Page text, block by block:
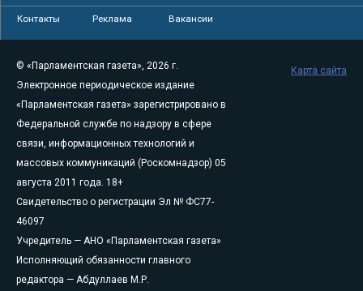
Контакты Реклама Вакансии
© «Парламентская газета», 2026 г.
Электронное периодическое издание
«Парламентская газета» зарегистрировано в
Федеральной службе по надзору в сфере
связи, информационных технологий и
массовых коммуникаций (Роскомнадзор) 05
августа 2011 года. 18+
Свидетельство о регистрации Эл № ФС77-
46097
Учредитель — АНО «Парламентская газета»
Исполняющий обязанности главного
редактора — Абдуллаев М.Р.
Карта сайта